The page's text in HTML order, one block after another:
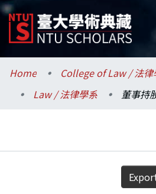
Communities & Collections
Research Outputs
Home
College of Law / 法律
Law / 法律學系
董事持
Details